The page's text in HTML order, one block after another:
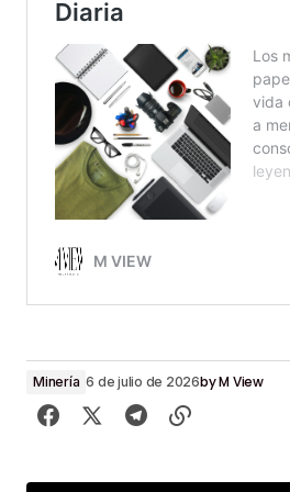
Minería 6 de julio de 2026byM View